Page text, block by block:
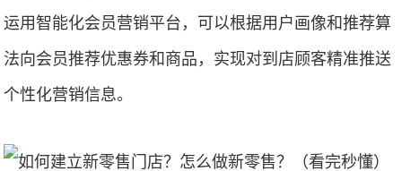
运用智能化会员营销平台，可以根据用户画像和推荐算
法向会员推荐优惠券和商品，实现对到店顾客精准推送
个性化营销信息。